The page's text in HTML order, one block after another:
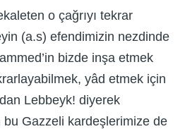
o çağrıyı tekrar
(a.s) efendimizin nezdinde
bizde inşa etmek
yâd etmek için
Lebbeyk! diyerek
Gazzeli kardeşlerimize de